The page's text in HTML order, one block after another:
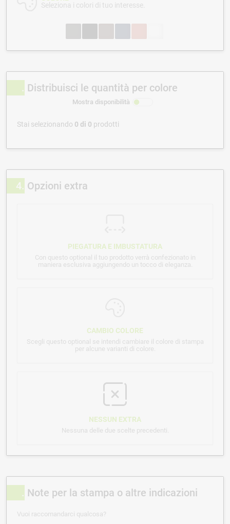
Seleziona i colori di tuo interesse.
Distribuisci le quantità per colore
Mostra disponibilità
Stai selezionando 0 di 0 prodotti
4 Opzioni extra
PIEGATURA E IMBUSTATURA
Con questo optional il tuo prodotto verrà confezionato in
maniera esclusiva aggiungendo un tocco di eleganza.
CAMBIO COLORE
Scegli questo optional se intendi cambiare il colore di stampa
per alcune varianti di colore.
NESSUN EXTRA
Nessuna delle due scelte precedenti.
Note per la stampa o altre indicazioni
Vuoi raccomandarci qualcosa?